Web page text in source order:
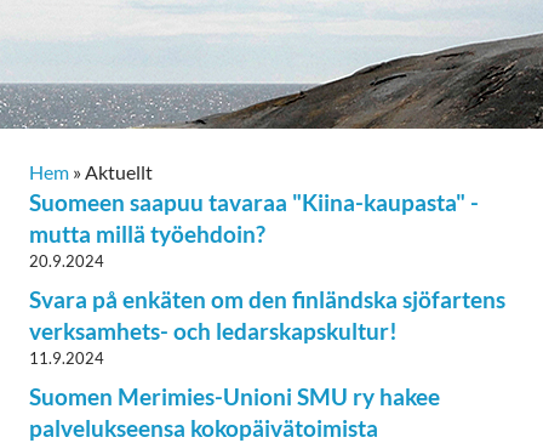
Hem »Aktuellt
Suomeen saapuu tavaraa "Kiina-kaupasta" -
mutta millä työehdoin?
20.9.2024
Svara på enkäten om den finländska sjöfartens
verksamhets- och ledarskapskultur!
11.9.2024
Suomen Merimies-Unioni SMU ry hakee
palvelukseensa kokopäivätoimista